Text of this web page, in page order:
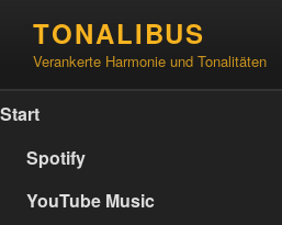
springen
TONALIBUS
Verankerte Harmonie und Tonalitäten
Start
Spotify
YouTube Music